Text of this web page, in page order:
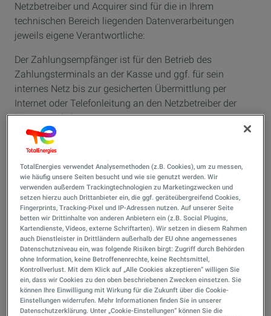
Netzbetreiber und Acquirer sind für die in Ihrem
technischen Bereich liegenden Datenverarbeitungen
jeweils eigene Verantwortliche:
Der Zahlungsempfänger ist für den Betrieb des
Zahlungsterminals an der Kasse und ggf. für sein
internes Netz bis zur gesicherten Übermittlung per
Internet oder Telefonleitung an den Netzbetreiber der
Verantwortliche.
Den Namen und die Kontaktdaten des
Zahlungsempfängers finden Sie an der Shop-
Eingangstür.
Der Netzbetreiber ist Verantwortlicher für den zentralen
Netzbetrieb, die dortige Verarbeitung, Umschlüsselung,
Risikoprüfung und die weitere Übermittlung:
First Data GmbH
Kundenbetreuung
Marienbader Platz 1
D-61348 Bad Homburg
TotalEnergies verwendet Analysemethoden (z.B. Cookies), um zu messen,
wie häufig unsere Seiten besucht und wie sie genutzt werden. Wir
verwenden außerdem Trackingtechnologien zu Marketingzwecken und
setzen hierzu auch Drittanbieter ein, die ggf. geräteübergreifend Cookies,
Fingerprints, Tracking-Pixel und IP-Adressen nutzen. Auf unserer Seite
betten wir Drittinhalte von anderen Anbietern ein (z.B. Social Plugins,
Kartendienste, Videos, externe Schriftarten). Wir setzen in diesem Rahmen
auch Dienstleister in Drittländern außerhalb der EU ohne angemessenes
Datenschutzniveau ein, was folgende Risiken birgt: Zugriff durch Behörden
ohne Information, keine Betroffenenrechte, keine Rechtsmittel,
Kontrollverlust. Mit dem Klick auf „Alle Cookies akzeptieren“ willigen Sie
ein, dass wir Cookies zu den oben beschriebenen Zwecken einsetzen. Sie
können Ihre Einwilligung mit Wirkung für die Zukunft über die Cookie-
Einstellungen widerrufen. Mehr Informationen finden Sie in unserer
Datenschutzerklärung. Unter „Cookie-Einstellungen“ können Sie die